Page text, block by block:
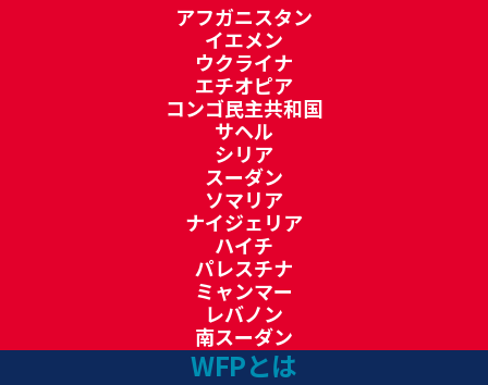
アフガニスタン
イエメン
ウクライナ
エチオピア
コンゴ民主共和国
サヘル
シリア
スーダン
ソマリア
ナイジェリア
ハイチ
パレスチナ
ミャンマー
レバノン
南スーダン
WFPとは